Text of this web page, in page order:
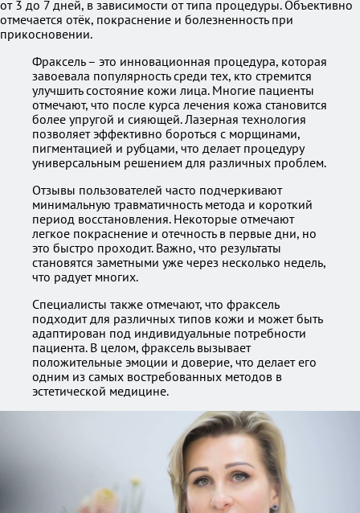
от 3 до 7 дней, в зависимости от типа процедуры. Объективно
отмечается отёк, покраснение и болезненность при
прикосновении.
Фраксель – это инновационная процедура, которая
завоевала популярность среди тех, кто стремится
улучшить состояние кожи лица. Многие пациенты
отмечают, что после курса лечения кожа становится
более упругой и сияющей. Лазерная технология
позволяет эффективно бороться с морщинами,
пигментацией и рубцами, что делает процедуру
универсальным решением для различных проблем.
Отзывы пользователей часто подчеркивают
минимальную травматичность метода и короткий
период восстановления. Некоторые отмечают
легкое покраснение и отечность в первые дни, но
это быстро проходит. Важно, что результаты
становятся заметными уже через несколько недель,
что радует многих.
Специалисты также отмечают, что фраксель
подходит для различных типов кожи и может быть
адаптирован под индивидуальные потребности
пациента. В целом, фраксель вызывает
положительные эмоции и доверие, что делает его
одним из самых востребованных методов в
эстетической медицине.